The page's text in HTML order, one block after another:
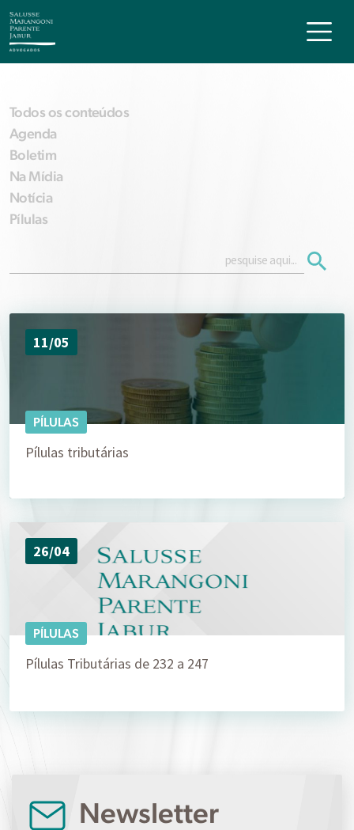
Todos os conteúdos
Agenda
Boletim
Na Mídia
Notícia
Pílulas
11/05
PÍLULAS
Pílulas tributárias
26/04
PÍLULAS
Pílulas Tributárias de 232 a 247
Newsletter